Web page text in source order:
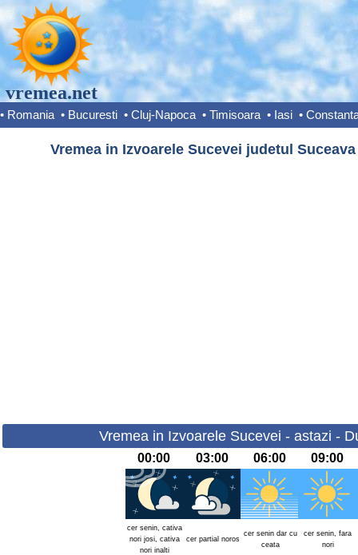
vremea.net
• Romania • Bucuresti • Cluj-Napoca • Timisoara • Iasi •
Vremea in Izvoarele Sucevei judetul
Vremea in Izvoarele Sucevei - astazi -
00:00 03:00 06:00 09:00
cer senin, cativa
nori josi, cativa
nori inalti
cer partial noros
cer senin dar cu
ceata
cer senin, fara
nori